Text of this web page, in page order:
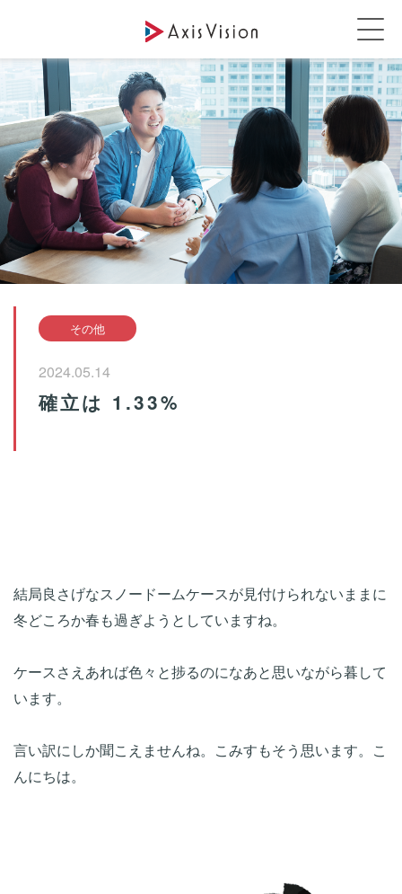
その他
2024.05.14
確立は 1.33%
結局良さげなスノードームケースが見付けられないままに
冬どころか春も過ぎようとしていますね。
ケースさえあれば色々と捗るのになあと思いながら暮して
います。
言い訳にしか聞こえませんね。こみすもそう思います。こ
んにちは。